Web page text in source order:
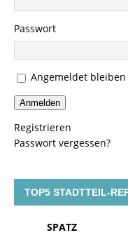
Passwort
Angemeldet bleiben
Anmelden
Registrieren
Passwort vergessen?
TOP5 STADTTEIL-
SPATZ